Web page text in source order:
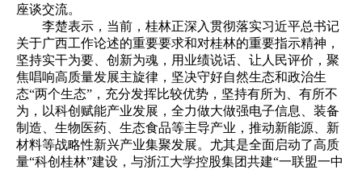
座谈交流。
李楚表示，当前，桂林正深入贯彻落实习近平总书记
关于广西工作论述的重要要求和对桂林的重要指示精神，
坚持实干为要、创新为魂，用业绩说话、让人民评价，聚
焦唱响高质量发展主旋律，坚决守好自然生态和政治生
态“两个生态”，充分发挥比较优势，坚持有所为、有所不
为，以科创赋能产业发展，全力做大做强电子信息、装备
制造、生物医药、生态食品等主导产业，推动新能源、新
材料等战略性新兴产业集聚发展。尤其是全面启动了高质
量“科创桂林”建设，与浙江大学控股集团共建“一联盟一中